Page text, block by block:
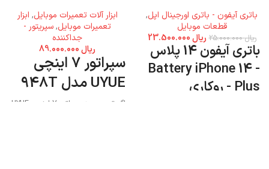
باتری آیفون - باتری اورجینال اپل,
قطعات موبایل
ریال25.000.000 ریال
باتری آیفون 14 پلاس
- Battery iPhone 14
Plus - روکاری
ابزار آلات تعمیرات موبایل, ابزار
تعمیرات موبایل,سپریتور -
جداکننده
ریال
سپراتور 7 اینچی
UYUE مدل 948T
اگر تصمیم به سپراتور 7 اینچی UYUE